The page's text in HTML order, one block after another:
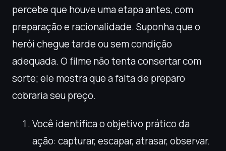
percebe que houve uma etapa antes, com
preparação e racionalidade. Suponha que o
herói chegue tarde ou sem condição
adequada. O filme não tenta consertar com
sorte; ele mostra que a falta de preparo
cobraria seu preço.
Você identifica o objetivo prático da
ação: capturar, escapar, atrasar, observar.